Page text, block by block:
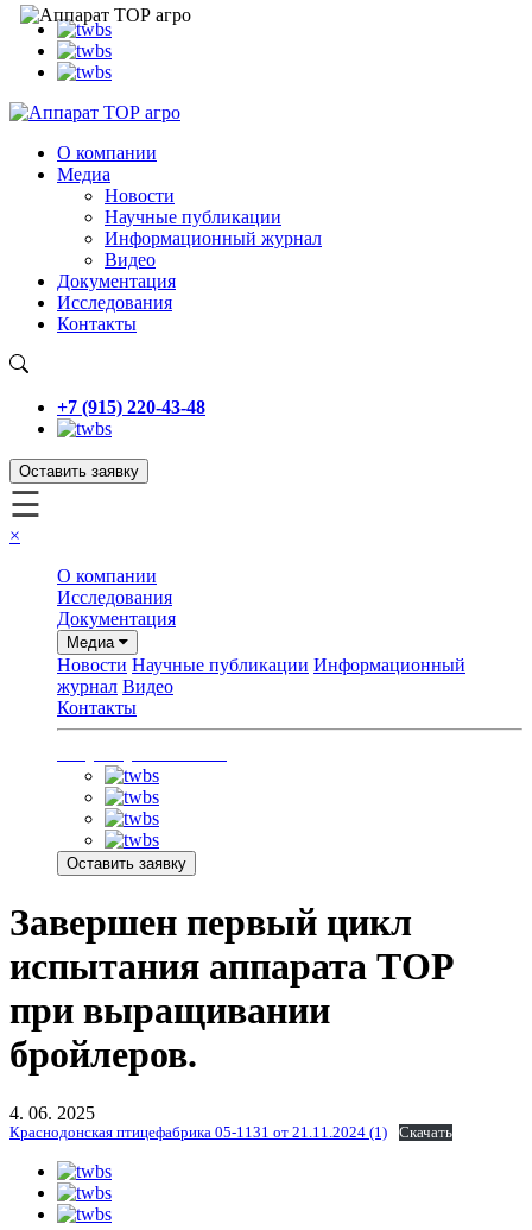
О компании
Медиа
Новости
Научные публикации
Информационный журнал
Видео
Документация
Исследования
Контакты
+7 (915) 220-43-48
Оставить заявку
☰
×
О компании
Исследования
Документация
Медиа
Новости Научные публикации Информационный
журнал Видео
Контакты
Оставить заявку
Завершен первый цикл
испытания аппарата ТОР
при выращивании
бройлеров.
4. 06. 2025
Краснодонская птицефабрика 05-1131 от 21.11.2024 (1) Скачать